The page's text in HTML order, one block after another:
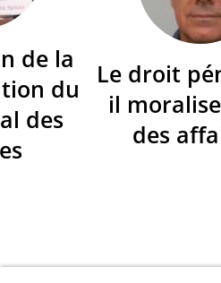
de la
du
des
Le droit
il
des